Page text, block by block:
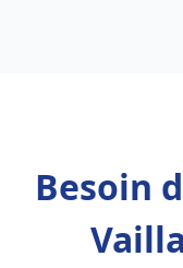
Besoin